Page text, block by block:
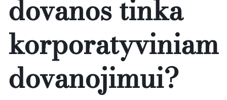
dovanos tinka
korporatyviniam
dovanojimui?